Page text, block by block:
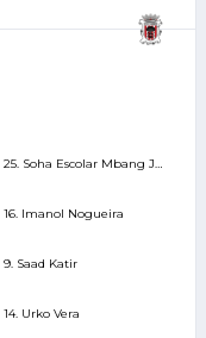
25. Soha Escolar Mbang Jordan
16. Imanol Nogueira
9. Saad Katir
14. Urko Vera